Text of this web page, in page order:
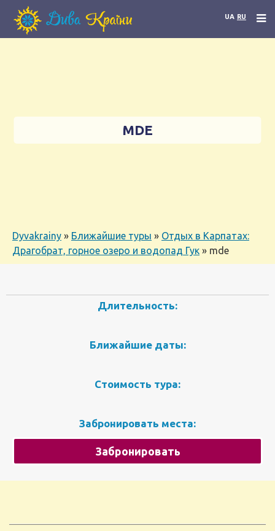
UA RU
MDE
Dyvakrainy » Ближайшие туры » Отдых в Карпатах:
Драгобрат, горное озеро и водопад Гук » mde
Длительность:
Ближайшие даты:
Стоимость тура:
Забронировать места:
Забронировать